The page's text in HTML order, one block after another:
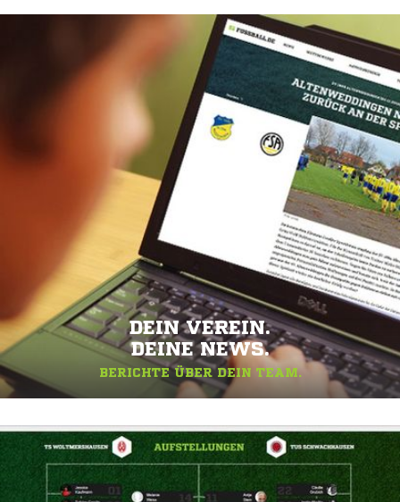
DEIN VEREIN.
DEINE NEWS.
BERICHTE ÜBER DEIN TEAM.